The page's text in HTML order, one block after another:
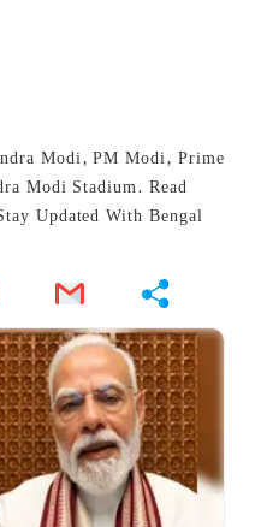
Modi, PM Modi, Prime
Modi Stadium. Read
Updated With Bengal